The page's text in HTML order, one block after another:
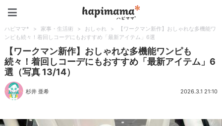
ハピママ* > 家事・生活術 > おしゃれ >
【ワークマン新作】おしゃれな多機能ワ
ンピも続々！着回しコーデにもおすすめ「最新アイテム」6選
【ワークマン新作】おしゃれな多機能ワンピも
続々！着回しコーデにもおすすめ「最新アイテム」6
選（写真 13/14）
杉井 亜希 2026.3.1 21:10